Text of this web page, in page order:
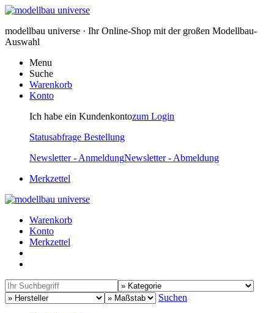
modellbau universe · Ihr Online-Shop mit der großen Modellbau-
Auswahl
Menu
Suche
Warenkorb
Konto
Ich habe ein Kundenkontozum Login
Statusabfrage Bestellung
Newsletter - AnmeldungNewsletter - Abmeldung
Merkzettel
Warenkorb
Konto
Merkzettel
Suchen